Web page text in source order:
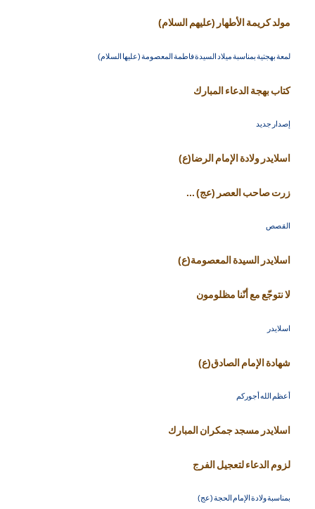
مولد كريمة الأطهار (عليهم السلام)
لمعة بهجتية بمناسبة ميلاد السيدة فاطمة المعصومة (عليها السلام)
كتاب بهجة الدعاء المبارك
إصدار جديد
اسلايدر ولادة الإمام الرضا(ع)
زرت صاحب العصر (عج) ...
القصص
اسلايدر السيدة المعصومة(ع)
لا نتوجّع مع أنّنا مظلومون
اسلايدر
شهادة الإمام الصادق(ع)
أعظم الله أجوركم
اسلايدر مسجد جمكران المبارك
لزوم الدعاء لتعجيل الفرج
بمناسبة ولادة الإمام الحجة (عج)